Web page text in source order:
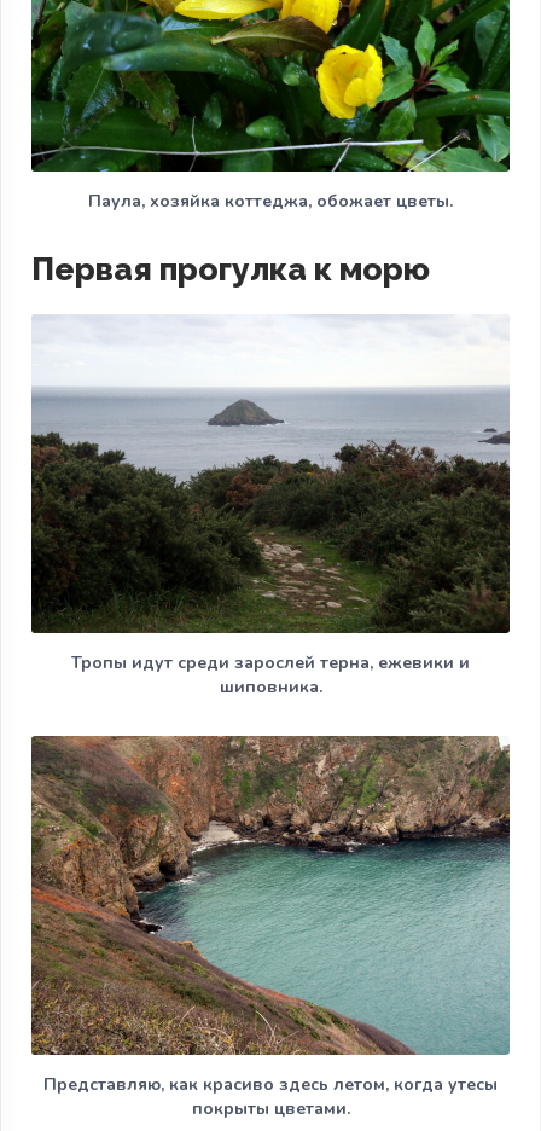
Паула, хозяйка коттеджа, обожает цветы.
Первая прогулка к морю
Тропы идут среди зарослей терна, ежевики и
шиповника.
Представляю, как красиво здесь летом, когда утесы
покрыты цветами.